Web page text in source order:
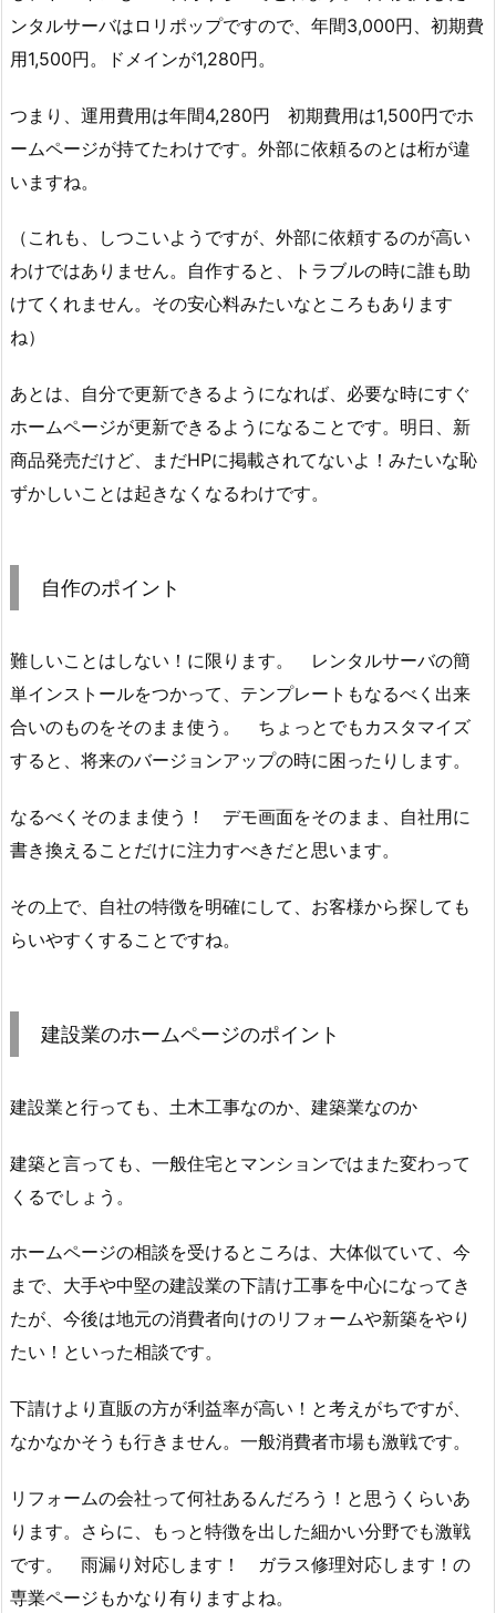
ンタルサーバはロリポップですので、年間3,000円、初期費
用1,500円。ドメインが1,280円。
つまり、運用費用は年間4,280円 初期費用は1,500円でホ
ームページが持てたわけです。外部に依頼るのとは桁が違
いますね。
（これも、しつこいようですが、外部に依頼するのが高い
わけではありません。自作すると、トラブルの時に誰も助
けてくれません。その安心料みたいなところもあります
ね）
あとは、自分で更新できるようになれば、必要な時にすぐ
ホームページが更新できるようになることです。明日、新
商品発売だけど、まだHPに掲載されてないよ！みたいな恥
ずかしいことは起きなくなるわけです。
自作のポイント
難しいことはしない！に限ります。 レンタルサーバの簡
単インストールをつかって、テンプレートもなるべく出来
合いのものをそのまま使う。 ちょっとでもカスタマイズ
すると、将来のバージョンアップの時に困ったりします。
なるべくそのまま使う！ デモ画面をそのまま、自社用に
書き換えることだけに注力すべきだと思います。
その上で、自社の特徴を明確にして、お客様から探しても
らいやすくすることですね。
建設業のホームページのポイント
建設業と行っても、土木工事なのか、建築業なのか
建築と言っても、一般住宅とマンションではまた変わって
くるでしょう。
ホームページの相談を受けるところは、大体似ていて、今
まで、大手や中堅の建設業の下請け工事を中心になってき
たが、今後は地元の消費者向けのリフォームや新築をやり
たい！といった相談です。
下請けより直販の方が利益率が高い！と考えがちですが、
なかなかそうも行きません。一般消費者市場も激戦です。
リフォームの会社って何社あるんだろう！と思うくらいあ
ります。さらに、もっと特徴を出した細かい分野でも激戦
です。 雨漏り対応します！ ガラス修理対応します！の
専業ページもかなり有りますよね。